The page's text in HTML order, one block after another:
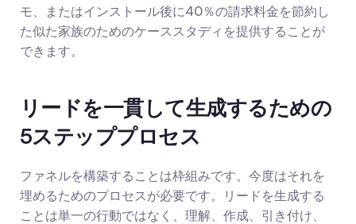
モ、またはインストール後に40％の請求料金を節約し
た似た家族のためのケーススタディを提供することが
できます。
リードを一貫して生成するための
5ステッププロセス
ファネルを構築することは枠組みです。今度はそれを
埋めるためのプロセスが必要です。リードを生成する
ことは単一の行動ではなく、理解、作成、引き付け、